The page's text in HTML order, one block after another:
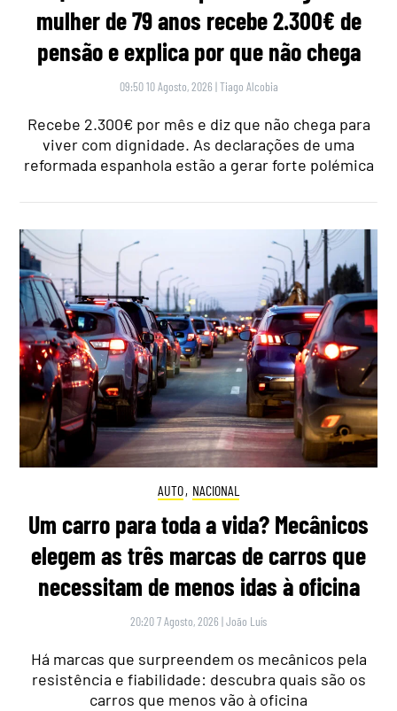
mulher de 79 anos recebe 2.300€ de
pensão e explica por que não chega
09:50 10 Agosto, 2026 |Tiago Alcobia
Recebe 2.300€ por mês e diz que não chega para
viver com dignidade. As declarações de uma
reformada espanhola estão a gerar forte polémica
AUTO, NACIONAL
Um carro para toda a vida? Mecânicos
elegem as três marcas de carros que
necessitam de menos idas à oficina
20:20 7 Agosto, 2026 |João Luís
Há marcas que surpreendem os mecânicos pela
resistência e fiabilidade: descubra quais são os
carros que menos vão à oficina